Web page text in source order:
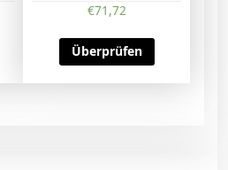
€71,72
Überprüfen